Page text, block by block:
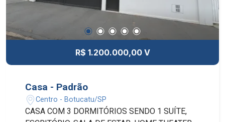
R$ 1.200.000,00 V
Casa - Padrão
Centro - Botucatu/SP
CASA COM 3 DORMITÓRIOS SENDO 1 SUÍTE,